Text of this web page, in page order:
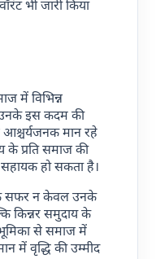
भी जारी किया
में विभिन्न
उनके इस कदम की
मान रहे
के प्रति समाज की
हो सकता है।
सफर न केवल उनके
किन्नर समुदाय के
से समाज में
में वृद्धि की उम्मीद